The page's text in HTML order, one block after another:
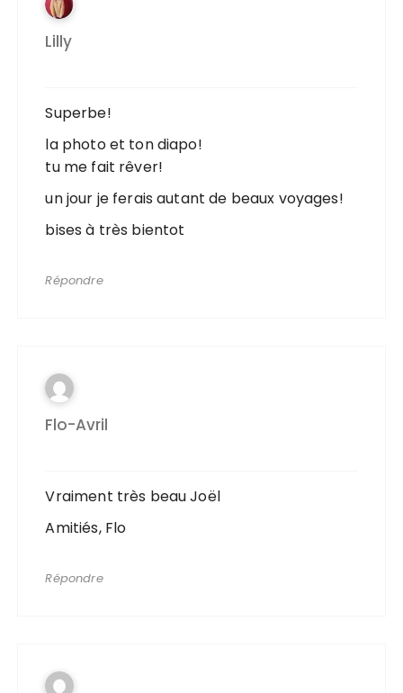
Lilly
Superbe!
la photo et ton diapo!
tu me fait rêver!
un jour je ferais autant de beaux voyages!
bises à très bientot
Répondre
Flo-Avril
Vraiment très beau Joël
Amitiés, Flo
Répondre